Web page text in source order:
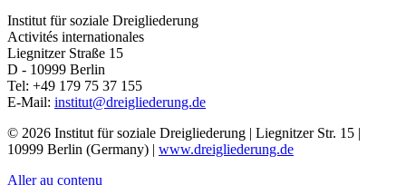
Institut für soziale Dreigliederung
Activités internationales
Liegnitzer Straße 15
D - 10999 Berlin
Tel: +49 179 75 37 155
E-Mail: institut@dreigliederung.de
© 2026 Institut für soziale Dreigliederung | Liegnitzer Str. 15 |
10999 Berlin (Germany) | www.dreigliederung.de
Aller au contenu